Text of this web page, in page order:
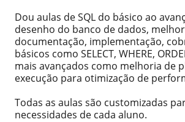
Dou aulas de SQL do básico ao
desenho do banco de dados,
documentação, implementação,
básicos como SELECT, WHERE,
mais avançados como melhoria de
execução para otimização de
Todas as aulas são customizadas
necessidades de cada aluno.